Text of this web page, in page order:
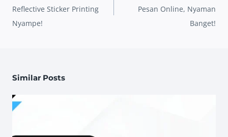
Reflective Sticker Printing
Nyampe!
Pesan Online, Nyaman
Banget!
Similar Posts